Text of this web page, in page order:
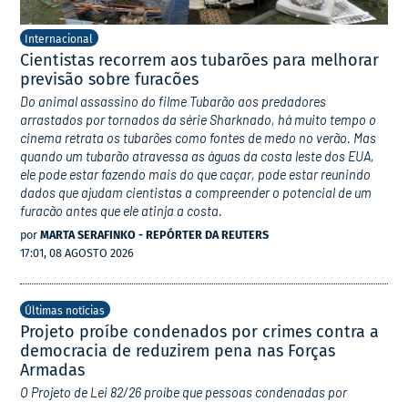
Internacional
Cientistas recorrem aos tubarões para melhorar
previsão sobre furacões
Do animal assassino do filme Tubarão aos predadores
arrastados por tornados da série Sharknado, há muito tempo o
cinema retrata os tubarões como fontes de medo no verão. Mas
quando um tubarão atravessa as águas da costa leste dos EUA,
ele pode estar fazendo mais do que caçar, pode estar reunindo
dados que ajudam cientistas a compreender o potencial de um
furacão antes que ele atinja a costa.
por MARTA SERAFINKO - REPÓRTER DA REUTERS
17:01, 08 AGOSTO 2026
Últimas notícias
Projeto proíbe condenados por crimes contra a
democracia de reduzirem pena nas Forças
Armadas
O Projeto de Lei 82/26 proíbe que pessoas condenadas por